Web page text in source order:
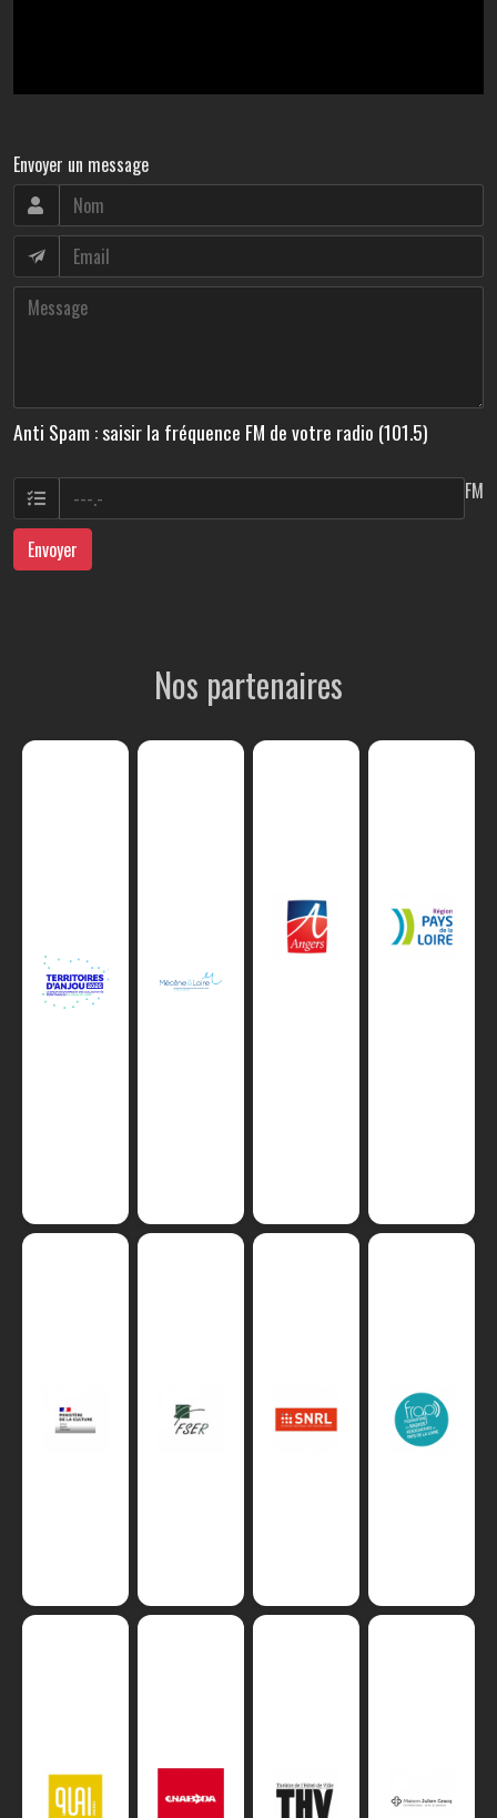
Envoyer un message
Anti Spam : saisir la fréquence FM de votre radio (101.5)
FM
Envoyer
Nos partenaires